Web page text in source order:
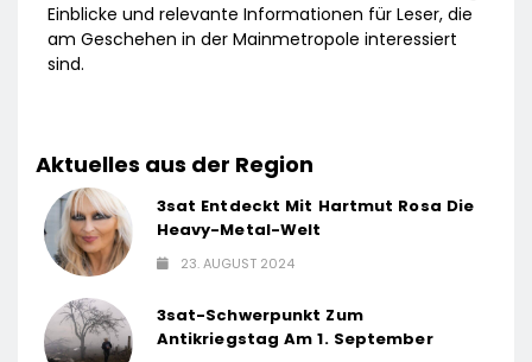
Einblicke und relevante Informationen für Leser, die
am Geschehen in der Mainmetropole interessiert
sind.
Aktuelles aus der Region
3sat Entdeckt Mit Hartmut Rosa Die
Heavy-Metal-Welt
23. AUGUST 2024
3sat-Schwerpunkt Zum
Antikriegstag Am 1. September